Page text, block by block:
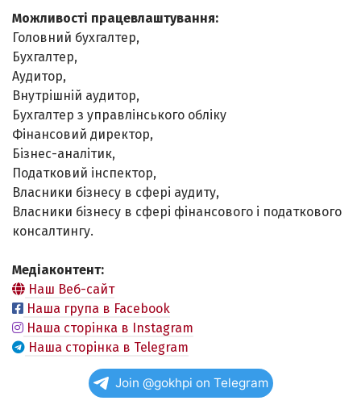
Можливості працевлаштування:
Головний бухгалтер,
Бухгалтер,
Аудитор,
Внутрішній аудитор,
Бухгалтер з управлінського обліку
Фінансовий директор,
Бізнес-аналітик,
Податковий інспектор,
Власники бізнесу в сфері аудиту,
Власники бізнесу в сфері фінансового і податкового
консалтингу.
Медіаконтент:
Наш Веб-сайт
Наша група в Facebook
Наша сторінка в Instagram
Наша сторінка в Telegram
Join @gokhpi on Telegram